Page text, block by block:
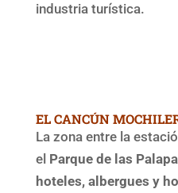
industria turística.
EL CANCÚN
La zona entre la
el Parque de las
hoteles, albergues y